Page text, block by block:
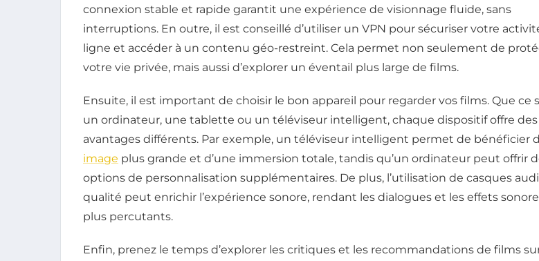
connexion stable et rapide garantit une expérience de visionnage fluide, sans
interruptions. En outre, il est conseillé d’utiliser un VPN pour sécuriser votre
ligne et accéder à un contenu géo-restreint. Cela permet non seulement de
votre vie privée, mais aussi d’explorer un éventail plus large de films.
Ensuite, il est important de choisir le bon appareil pour regarder vos films. Que ce
un ordinateur, une tablette ou un téléviseur intelligent, chaque dispositif offre des
avantages différents. Par exemple, un téléviseur intelligent permet de bénéficier
image plus grande et d’une immersion totale, tandis qu’un ordinateur peut offrir
options de personnalisation supplémentaires. De plus, l’utilisation de casques
qualité peut enrichir l’expérience sonore, rendant les dialogues et les effets
plus percutants.
Enfin, prenez le temps d’explorer les critiques et les recommandations de films